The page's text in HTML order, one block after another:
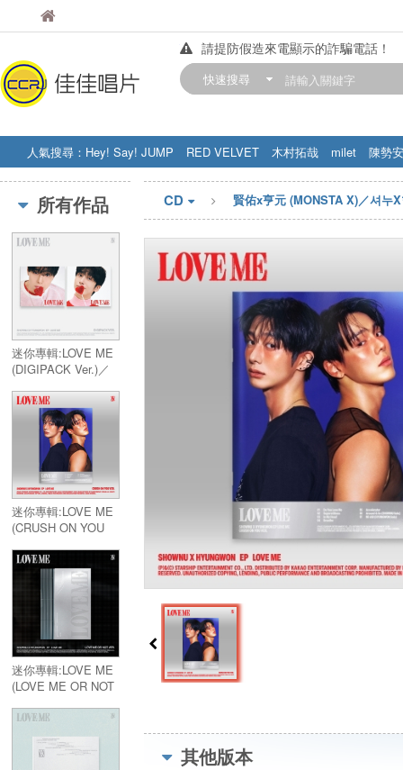
佳佳唱片
請提防假造來電顯示的詐騙電話！
【中華門市營業時間調整公告】
快速搜尋
人氣搜尋： Hey! Say! JUMP RED VELVET 木村拓哉 milet
陳勢安
STRAY KIDS
盧廣仲 周杰伦
所有作品
迷你專輯:LOVE ME
(DIGIPACK Ver.)／
(DIGIPACK Ver.)
迷你專輯:LOVE ME
(CRUSH ON YOU
(CRUSH ON YOU
Ver.)
迷你專輯:LOVE ME
(LOVE ME OR NOT
(LOVE ME OR NOT
Ver.)
CD 賢佑x亨元 (MONSTA X)／셔누
其他版本